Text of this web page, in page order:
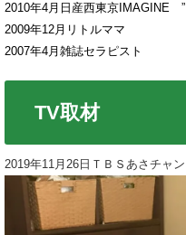
2010年4月日産西東京IMAGINE
2009年12月リトルママ
2007年4月雑誌セラピスト
TV取材
2019年11月26日ＴＢＳあさチャ